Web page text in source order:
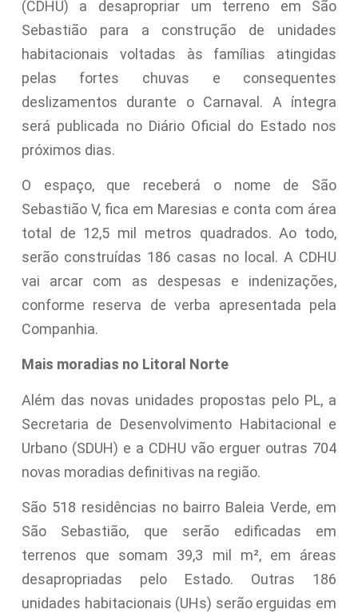
(CDHU) a desapropriar um terreno em São
Sebastião para a construção de unidades
habitacionais voltadas às famílias atingidas
pelas fortes chuvas e consequentes
deslizamentos durante o Carnaval. A íntegra
será publicada no Diário Oficial do Estado nos
próximos dias.
O espaço, que receberá o nome de São
Sebastião V, fica em Maresias e conta com área
total de 12,5 mil metros quadrados. Ao todo,
serão construídas 186 casas no local. A CDHU
vai arcar com as despesas e indenizações,
conforme reserva de verba apresentada pela
Companhia.
Mais moradias no Litoral Norte
Além das novas unidades propostas pelo PL, a
Secretaria de Desenvolvimento Habitacional e
Urbano (SDUH) e a CDHU vão erguer outras 704
novas moradias definitivas na região.
São 518 residências no bairro Baleia Verde, em
São Sebastião, que serão edificadas em
terrenos que somam 39,3 mil m², em áreas
desapropriadas pelo Estado. Outras 186
unidades habitacionais (UHs) serão erguidas em